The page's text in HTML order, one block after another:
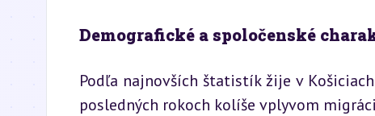
Demografické a spoločenské
Podľa najnovších štatistík žije v
posledných rokoch kolíše vplyvom